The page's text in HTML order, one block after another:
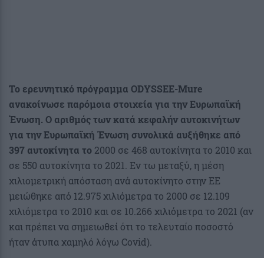
Το ερευνητικό πρόγραμμα ODYSSEE-Mure
ανακοίνωσε παρόμοια στοιχεία για την Ευρωπαϊκή
Ένωση. Ο αριθμός των κατά κεφαλήν αυτοκινήτων
για την Ευρωπαϊκή Ένωση συνολικά αυξήθηκε από
397 αυτοκίνητα το 2000 σε 468 αυτοκίνητα το 2010 και
σε 550 αυτοκίνητα το 2021. Εν τω μεταξύ, η μέση
χιλιομετρική απόσταση ανά αυτοκίνητο στην ΕΕ
μειώθηκε από 12.975 χιλιόμετρα το 2000 σε 12.109
χιλιόμετρα το 2010 και σε 10.266 χιλιόμετρα το 2021 (αν
και πρέπει να σημειωθεί ότι το τελευταίο ποσοστό
ήταν άτυπα χαμηλό λόγω Covid).